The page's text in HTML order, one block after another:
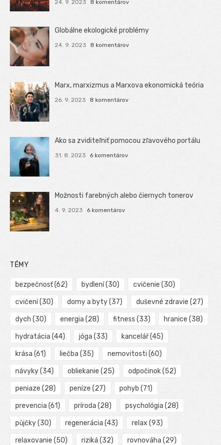
24. 9. 2023 8 komentárov
Globálne ekologické problémy
24. 9. 2023 8 komentárov
Marx, marxizmus a Marxova ekonomická teória
26. 9. 2023 8 komentárov
Ako sa zviditeľniť pomocou zľavového portálu
31. 8. 2023 6 komentárov
Možnosti farebných alebo čiernych tonerov
4. 9. 2023 6 komentárov
TÉMY
bezpečnosť(62) bydlení(30) cvičenie (30)
cvičení(30) domy a byty(37) duševné zdravie (27)
dych (30) energia (28) fitness (33) hranice (38)
hydratácia (44) jóga (33) kancelář(45)
krása (61) liečba (35) nemovitosti (60)
návyky(34) obliekanie (25) odpočinok(52)
peniaze (28) peníze (27) pohyb (71)
prevencia (61) príroda (28) psychológia (28)
půjčky(30) regenerácia (43) relax (93)
relaxovanie (50) riziká (32) rovnováha (29)